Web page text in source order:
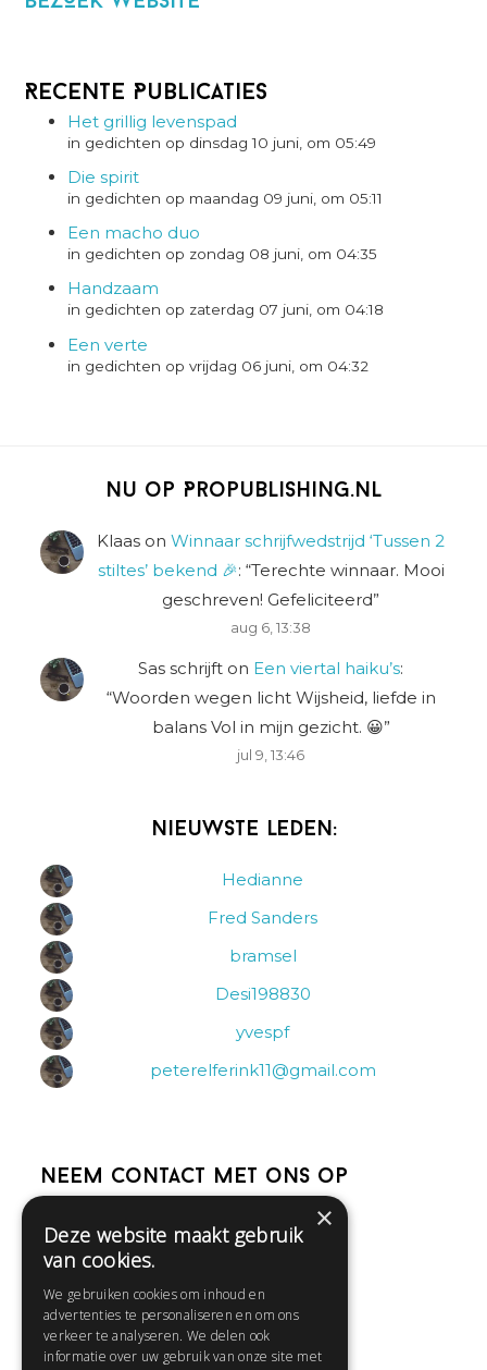
Recente Publicaties
Het grillig levenspad
in gedichten op dinsdag 10 juni, om 05:49
Die spirit
in gedichten op maandag 09 juni, om 05:11
Een macho duo
in gedichten op zondag 08 juni, om 04:35
Handzaam
in gedichten op zaterdag 07 juni, om 04:18
Een verte
in gedichten op vrijdag 06 juni, om 04:32
Nu op Propublishing.nl
Klaas on Winnaar schrijfwedstrijd ‘Tussen 2
stiltes’ bekend 🎉: “Terechte winnaar. Mooi
geschreven! Gefeliciteerd”
aug 6, 13:38
Sas schrijft on Een viertal haiku’s:
“Woorden wegen licht Wijsheid, liefde in
balans Vol in mijn gezicht. 😀”
jul 9, 13:46
Nieuwste leden:
Hedianne
Fred Sanders
bramsel
Desi198830
yvespf
peterelferink11@gmail.com
Neem contact met ons op
Help
Contact
Huisregels
×
Deze website maakt gebruik
van cookies.
We gebruiken cookies om inhoud en
advertenties te personaliseren en om ons
verkeer te analyseren. We delen ook
informatie over uw gebruik van onze site met